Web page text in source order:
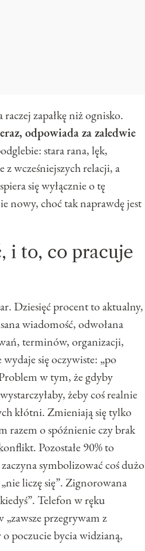
zapałkę niż ognisko.
odpowiada za zaledwie
stara rana, lęk,
wcześniejszych relacji, a
się wyłącznie o tę
nowy, choć tak naprawdę jest
i to, co pracuje
Dziesięć procent to aktualny,
wiadomość, odwołana
terminów, organizacji,
się oczywiste: „po
w tym, że gdyby
żeby coś realnie
kłótni. Zmieniają się tylko
razem o spóźnienie czy brak
Pozostałe 90% to
symbolizować coś dużo
liczę się”. Zignorowana
Telefon w ręku
„zawsze przegrywam z
poczucie bycia widzianą,